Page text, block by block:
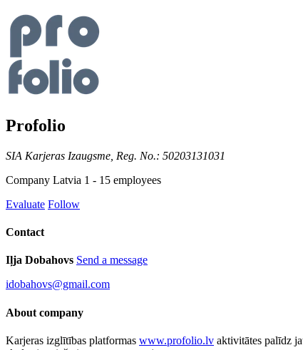
Profolio
SIA Karjeras Izaugsme, Reg. No.: 50203131031
Company Latvia 1 - 15 employees
Evaluate Follow
Contact
Iļja Dobahovs Send a message
idobahovs@gmail.com
About company
Karjeras izglītības platformas www.profolio.lv aktivitātes palīdz